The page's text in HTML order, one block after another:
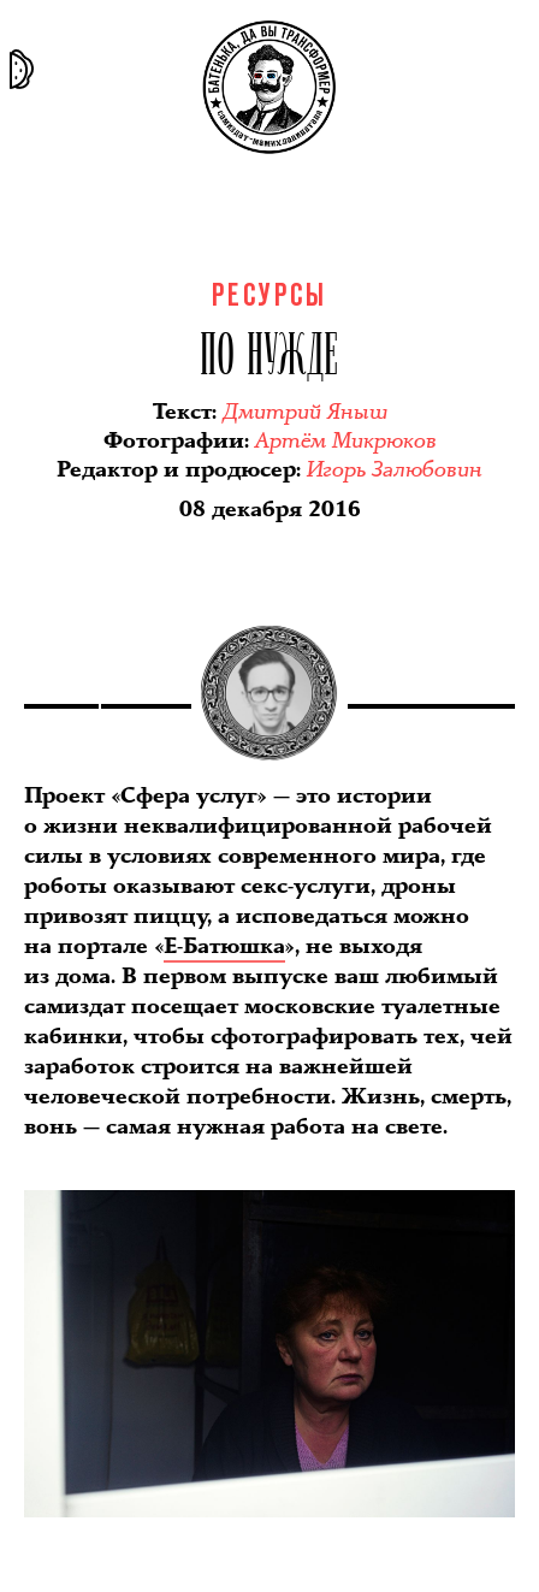
РЕСУРСЫ
ПО НУЖДЕ
Текст:Дмитрий Яныш
Фотографии:Артём Микрюков
Редактор и продюсер:Игорь Залюбовин
08 декабря 2016
Проект «Сфера услуг» — это истории
о жизни неквалифицированной рабочей
силы в условиях современного мира, где
роботы оказывают секс-услуги, дроны
привозят пиццу, а исповедаться можно
на портале «Е-Батюшка», не выходя
из дома. В первом выпуске ваш любимый
самиздат посещает московские туалетные
кабинки, чтобы сфотографировать тех, чей
заработок строится на важнейшей
человеческой потребности. Жизнь, смерть,
вонь — самая нужная работа на свете.